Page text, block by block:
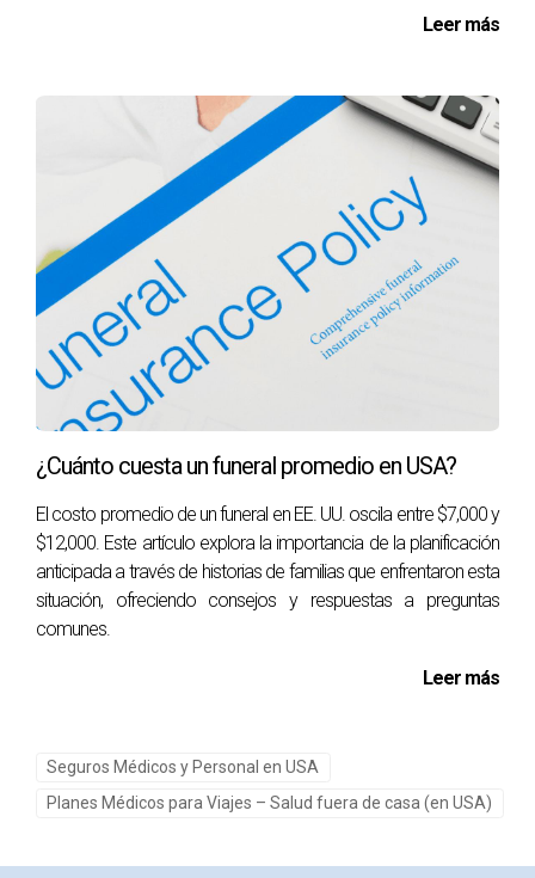
médicos por emergencias, hospitalización, atención
ambulatoria y a veces incluso evacuación médica o
¿Es necesario tener un seguro médico para
viajar al extranjero?
Aunque no siempre es obligatorio, tener un seguro médico
es altamente recomendable, ya que puede protegerte
contra gastos inesperados que podrían arruinar tu viaje.
¿Cómo elegir el mejor seguro médico para mi
viaje?
Considera factores como el destino, la duración del viaje,
tus actividades planificadas y cualquier condición médica
preexistente al elegir tu póliza.
¿Puedo comprar un seguro médico después
En general, puedes adquirir un seguro médico durante tu
si ya has experimentado problemas médicos.
¿Los seguros médicos cubren enfermedades
Leer más
¿Cuánto cuesta un funeral promedio en USA?
El costo promedio de un funeral en EE. UU. oscila entre $7,000 y
$12,000. Este artículo explora la importancia de la planificación
anticipada a través de historias de familias que enfrentaron esta
situación, ofreciendo consejos y respuestas a preguntas
comunes.
Leer más
Seguros Médicos y Personal en USA
Planes Médicos para Viajes – Salud fuera de casa (en USA)